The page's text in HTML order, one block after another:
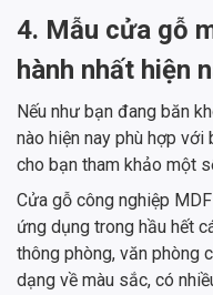
4. Mẫu cửa gỗ
hành nhất hiện
Nếu như bạn đang băn
nào hiện nay phù hợp
cho bạn tham khảo một
Cửa gỗ công nghiệp
ứng dụng trong hầu hết
thông phòng, văn phòng
dạng về màu sắc, có